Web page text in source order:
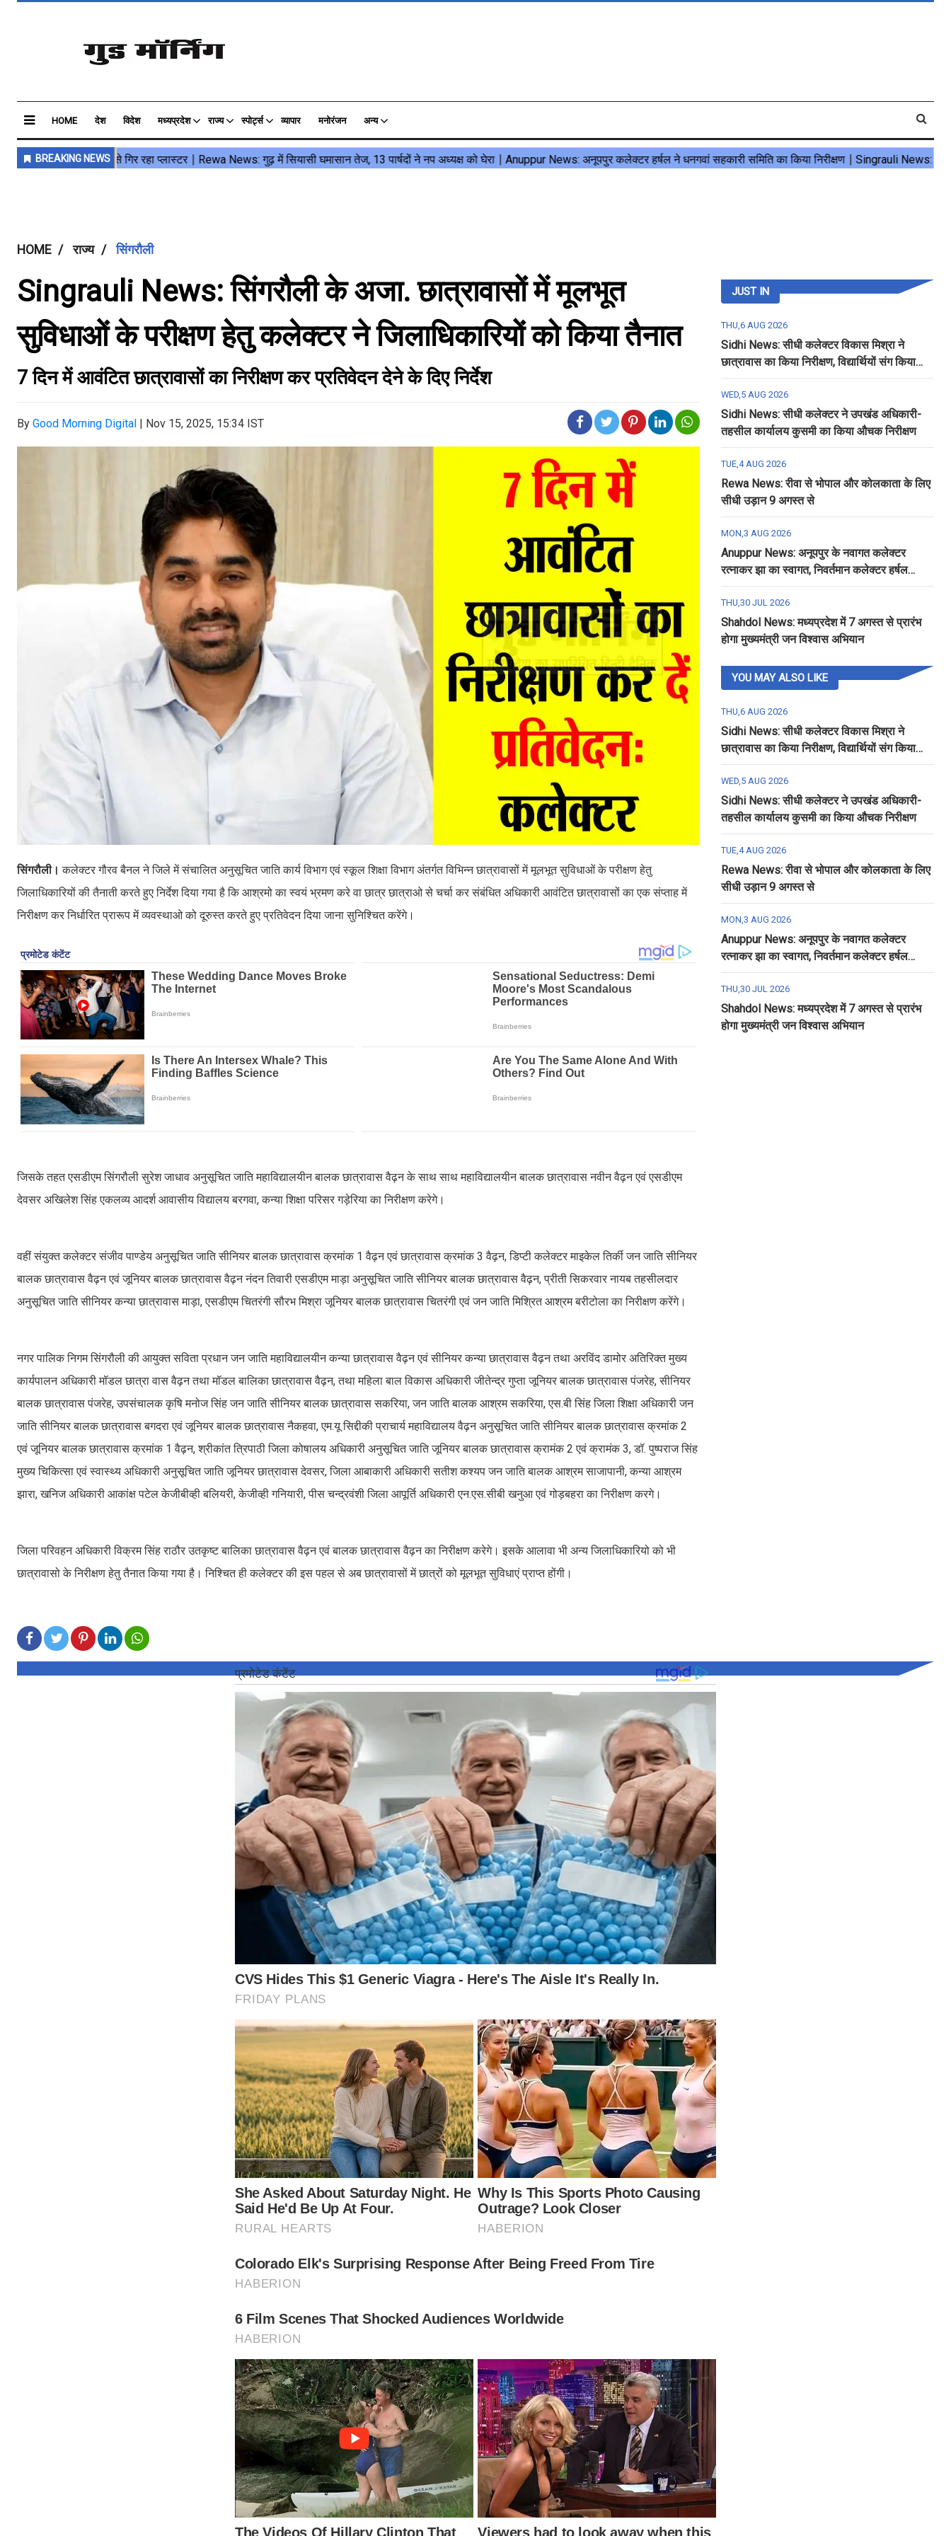
HOME देश विदेश मध्यप्रदेश राज्य स्पोर्ट्स व्यापार मनोरंजन अन्य
HOME राज्य सिंगरौली
Singrauli News: सिंगरौली के अजा. छात्रावासों में मूलभूत
सुविधाओं के परीक्षण हेतु कलेक्टर ने जिलाधिकारियों को किया तैनात
7 दिन में आवंटित छात्रावासों का निरीक्षण कर प्रतिवेदन देने के दिए निर्देश
By Good Morning Digital | Nov 15, 2025, 15:34 IST
सिंगरौली।कलेक्टर गौरव बैनल ने जिले में संचालित अनुसूचित जाति कार्य विभाग एवं स्कूल शिक्षा विभाग अंतर्गत विभिन्न छात्रावासों में मूलभूत सुविधाओं के परीक्षण हेतु
जिलाधिकारियों की तैनाती करते हुए निर्देश दिया गया है कि आश्रमो का स्वयं भ्रमण करे वा छात्र छात्राओ से चर्चा कर संबंधित अधिकारी आवंटित छात्रावासों का एक संप्ताह में
निरीक्षण कर निर्धारित प्रारूप में व्यवस्थाओ को दूरुस्त करते हुए प्रतिवेदन दिया जाना सुनिश्चित करेंगे।
जिसके तहत एसडीएम सिंगरौली सुरेश जाधाव अनुसूचित जाति महाविद्यालयीन बालक छात्रावास वैढ़न के साथ साथ महाविद्यालयीन बालक छात्रावास नवीन वैढ़न एवं एसडीएम
देवसर अखिलेश सिंह एकलव्य आदर्श आवासीय विद्यालय बरगवा, कन्या शिक्षा परिसर गड़ेरिया का निरीक्षण करेगे।
वहीं संयुक्त कलेक्टर संजीव पाण्डेय अनुसूचित जाति सीनियर बालक छात्रावास क्रमांक 1 वैढ़न एवं छात्रावास क्रमांक 3 वैढ़न, डिप्टी कलेक्टर माइकेल तिर्की जन जाति सीनियर
बालक छात्रावास वैढ़न एवं जूनियर बालक छात्रावास वैढ़न नंदन तिवारी एसडीएम माड़ा अनुसूचित जाति सीनियर बालक छात्रावास वैढ़न, प्रीती सिकरवार नायब तहसीलदार
अनुसूचित जाति सीनियर कन्या छात्रावास माड़ा, एसडीएम चितरंगी सौरभ मिश्रा जूनियर बालक छात्रावास चितरंगी एवं जन जाति मिश्रित आश्रम बरीटोला का निरीक्षण करेंगे।
नगर पालिक निगम सिंगरौली की आयुक्त सविता प्रधान जन जाति महाविद्यालयीन कन्या छात्रावास वैढ़न एवं सीनियर कन्या छात्रावास वैढ़न तथा अरविंद डामोर अतिरिक्त मुख्य
कार्यपालन अधिकारी मॉडल छात्रा वास वैढ़न तथा मॉडल बालिका छात्रावास वैढ़न, तथा महिला बाल विकास अधिकारी जीतेन्द्र गुप्ता जूनियर बालक छात्रावास पंजरेह, सीनियर
बालक छात्रावास पंजरेह, उपसंचालक कृषि मनोज सिंह जन जाति सीनियर बालक छात्रावास सकरिया, जन जाति बालक आश्रम सकरिया, एस.बी सिंह जिला शिक्षा अधिकारी जन
जाति सीनियर बालक छात्रावास बगदरा एवं जूनियर बालक छात्रावास नैकहवा, एम.यू सिद्दीकी प्राचार्य महाविद्यालय वैढ़न अनुसूचित जाति सीनियर बालक छात्रावास क्रमांक 2
एवं जूनियर बालक छात्रावास क्रमांक 1 वैढ़न, श्रीकांत त्रिपाठी जिला कोषालय अधिकारी अनुसूचित जाति जूनियर बालक छात्रावास क्रामंक 2 एवं क्रामंक 3, डॉ. पुष्पराज सिंह
मुख्य चिकित्सा एवं स्वास्थ्य अधिकारी अनुसूचित जाति जूनियर छात्रावास देवसर, जिला आबाकारी अधिकारी सतीश कश्यप जन जाति बालक आश्रम साजापानी, कन्या आश्रम
झारा, खनिज अधिकारी आकांक्ष पटेल केजीबीव्ही बलियरी, केजीव्ही गनियारी, पीस चन्द्रवंशी जिला आपूर्ति अधिकारी एन.एस.सीबी खनुआ एवं गोड़बहरा का निरीक्षण करगे।
जिला परिवहन अधिकारी विक्रम सिंह राठौर उतकृष्ट बालिका छात्रावास वैढ़न एवं बालक छात्रावास वैढ़न का निरीक्षण करेगे। इसके आलावा भी अन्य जिलाधिकारियो को भी
छात्रावासो के निरीक्षण हेतु तैनात किया गया है। निश्चित ही कलेक्टर की इस पहल से अब छात्रावासों में छात्रों को मूलभूत सुविधाएं प्राप्त होंगी।
JUST IN
THU,6 AUG 2026
Sidhi News: सीधी कलेक्टर विकास मिश्रा ने
छात्रावास का किया निरीक्षण, विद्यार्थियों संग किया
रात्रि भोजन
WED,5 AUG 2026
Sidhi News: सीधी कलेक्टर ने उपखंड अधिकारी-
तहसील कार्यालय कुसमी का किया औचक निरीक्षण
TUE,4 AUG 2026
Rewa News: रीवा से भोपाल और कोलकाता के लिए
सीधी उड़ान 9 अगस्त से
MON,3 AUG 2026
Anuppur News: अनूपपुर के नवागत कलेक्टर
रत्नाकर झा का स्वागत, निवर्तमान कलेक्टर हर्षल
पंचोली को दी गई विदाई
THU,30 JUL 2026
Shahdol News: मध्यप्रदेश में 7 अगस्त से प्रारंभ
होगा मुख्यमंत्री जन विश्वास अभियान
YOU MAY ALSO LIKE
THU,6 AUG 2026
Sidhi News: सीधी कलेक्टर विकास मिश्रा ने
छात्रावास का किया निरीक्षण, विद्यार्थियों संग किया
रात्रि भोजन
WED,5 AUG 2026
Sidhi News: सीधी कलेक्टर ने उपखंड अधिकारी-
तहसील कार्यालय कुसमी का किया औचक निरीक्षण
TUE,4 AUG 2026
Rewa News: रीवा से भोपाल और कोलकाता के लिए
सीधी उड़ान 9 अगस्त से
MON,3 AUG 2026
Anuppur News: अनूपपुर के नवागत कलेक्टर
रत्नाकर झा का स्वागत, निवर्तमान कलेक्टर हर्षल
पंचोली को दी गई विदाई
THU,30 JUL 2026
Shahdol News: मध्यप्रदेश में 7 अगस्त से प्रारंभ
होगा मुख्यमंत्री जन विश्वास अभियान